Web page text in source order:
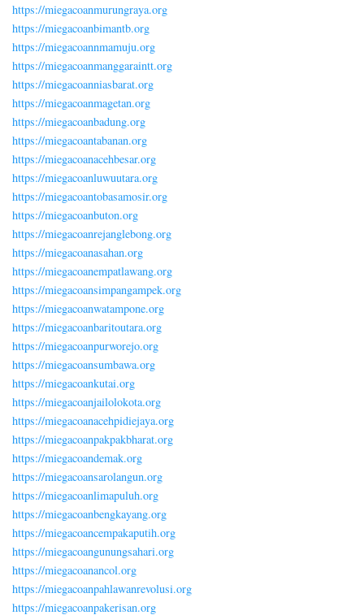
https://miegacoanmurungraya.org
https://miegacoanbimantb.org
https://miegacoannmamuju.org
https://miegacoanmanggaraintt.org
https://miegacoanniasbarat.org
https://miegacoanmagetan.org
https://miegacoanbadung.org
https://miegacoantabanan.org
https://miegacoanacehbesar.org
https://miegacoanluwuutara.org
https://miegacoantobasamosir.org
https://miegacoanbuton.org
https://miegacoanrejanglebong.org
https://miegacoanasahan.org
https://miegacoanempatlawang.org
https://miegacoansimpangampek.org
https://miegacoanwatampone.org
https://miegacoanbaritoutara.org
https://miegacoanpurworejo.org
https://miegacoansumbawa.org
https://miegacoankutai.org
https://miegacoanjailolokota.org
https://miegacoanacehpidiejaya.org
https://miegacoanpakpakbharat.org
https://miegacoandemak.org
https://miegacoansarolangun.org
https://miegacoanlimapuluh.org
https://miegacoanbengkayang.org
https://miegacoancempakaputih.org
https://miegacoangunungsahari.org
https://miegacoanancol.org
https://miegacoanpahlawanrevolusi.org
https://miegacoanpakerisan.org